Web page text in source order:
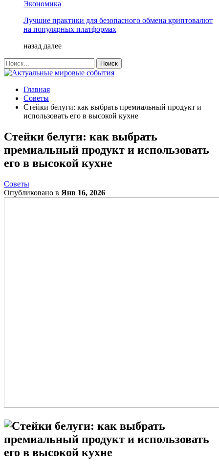
Экономика
Лучшие практики для безопасного обмена криптовалют
на популярных платформах
назад далее
Главная
Советы
Стейки белуги: как выбрать премиальный продукт и
использовать его в высокой кухне
Стейки белуги: как выбрать
премиальный продукт и использовать
его в высокой кухне
Советы
Опубликовано в Янв 16, 2026